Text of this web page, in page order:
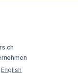
English